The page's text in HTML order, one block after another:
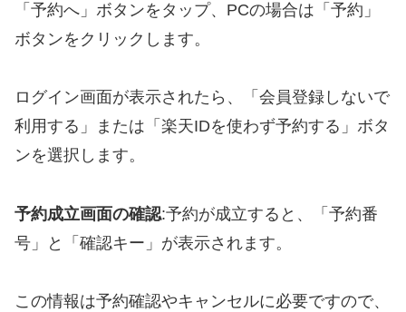
「予約へ」ボタンをタップ、PCの場合は「予約」
ボタンをクリックします。
ログイン画面が表示されたら、「会員登録しないで
利用する」または「楽天IDを使わず予約する」ボタ
ンを選択します。
予約成立画面の確認:予約が成立すると、「予約番
号」と「確認キー」が表示されます。
この情報は予約確認やキャンセルに必要ですので、